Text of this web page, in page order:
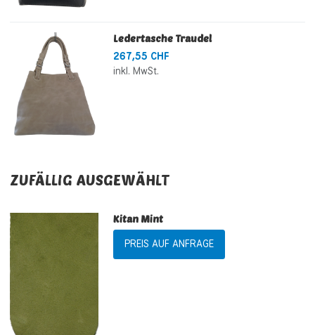
Ledertasche Traudel
267,55 CHF
inkl. MwSt.
ZUFÄLLIG AUSGEWÄHLT
Kitan Mint
PREIS AUF ANFRAGE